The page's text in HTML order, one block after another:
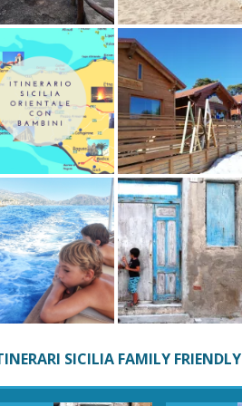
SICILIA FAMILY FRIENDLY